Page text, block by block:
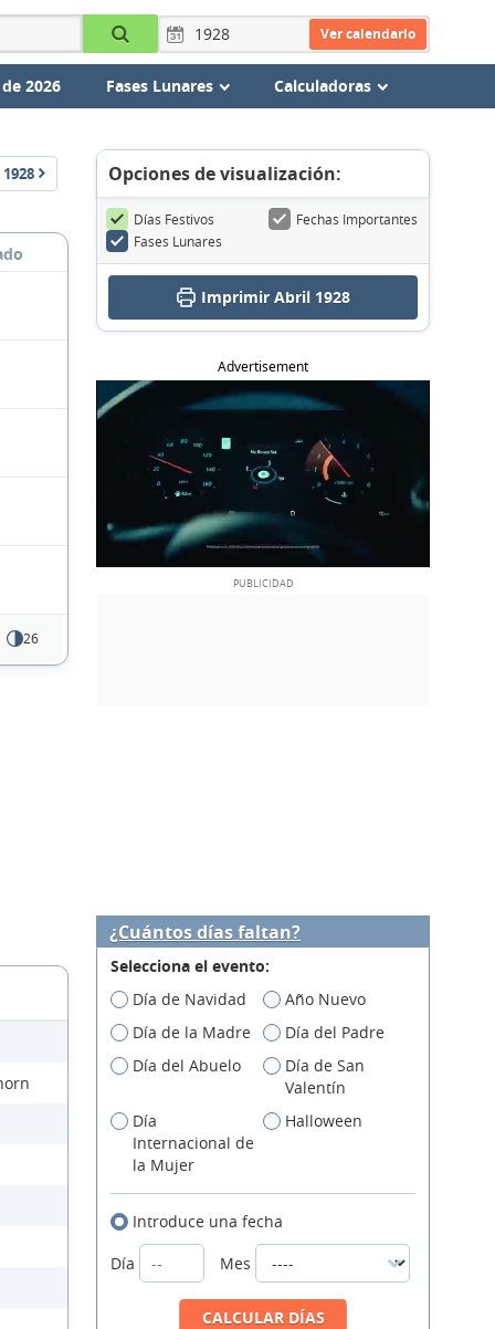
Ver calendario
2026 Fases Lunares Calculadoras
1928
26
Opciones de visualización:
Días Festivos
Fechas Importantes
Fases Lunares
Imprimir Abril 1928
Advertisement
¿Cuántos días faltan?
Selecciona el evento:
Día de Navidad
Año Nuevo
Día de la Madre
Día del Padre
Día del Abuelo
Día de San
Valentín
Día
Internacional de
la Mujer
Halloween
Introduce una fecha
Día
Mes